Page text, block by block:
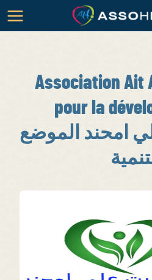
Association Ait
pour la
امحند الموضع